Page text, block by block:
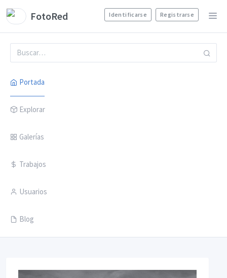
FotoRed Identificarse Registrarse
Portada
Explorar
Galerías
Trabajos
Usuarios
Blog